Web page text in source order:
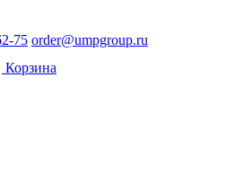
75 order@umpgroup.ru
Корзина